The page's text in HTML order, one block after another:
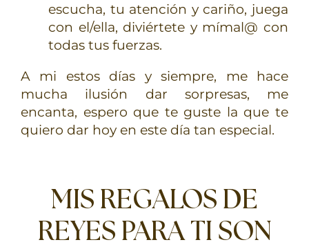
escucha, tu atención y cariño, juega
con el/ella, diviértete y mímal@ con
todas tus fuerzas.
A mi estos días y siempre, me hace
mucha ilusión dar sorpresas, me
encanta, espero que te guste la que te
quiero dar hoy en este día tan especial.
MIS REGALOS DE
REYES PARA TI SON